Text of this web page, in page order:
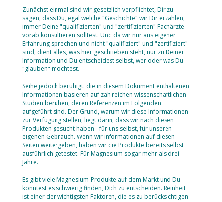
Zunächst einmal sind wir gesetzlich verpflichtet, Dir zu
sagen, dass Du, egal welche "Geschichte" wir Dir erzählen,
immer Deine "qualifizierten" und "zertifizierten" Fachärzte
vorab konsultieren solltest. Und da wir nur aus eigener
Erfahrung sprechen und nicht "qualifiziert" und "zertifiziert"
sind, dient alles, was hier geschrieben steht, nur zu Deiner
Information und Du entscheidest selbst, wer oder was Du
"glauben" möchtest.
Seihe jedoch beruhigt: die in diesem Dokument enthaltenen
Informationen basieren auf zahlreichen wissenschaftlichen
Studien beruhen, deren Referenzen im Folgenden
aufgeführt sind. Der Grund, warum wir diese Informationen
zur Verfügung stellen, liegt darin, dass wir nach diesen
Produkten gesucht haben - für uns selbst, für unseren
eigenen Gebrauch. Wenn wir Informationen auf diesen
Seiten weitergeben, haben wir die Produkte bereits selbst
ausführlich getestet. Für Magnesium sogar mehr als drei
Jahre.
Es gibt viele Magnesium-Produkte auf dem Markt und Du
könntest es schwierig finden, Dich zu entscheiden. Reinheit
ist einer der wichtigsten Faktoren, die es zu berücksichtigen